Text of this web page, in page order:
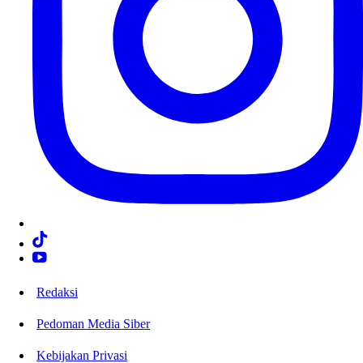
Redaksi
Pedoman Media Siber
Kebijakan Privasi